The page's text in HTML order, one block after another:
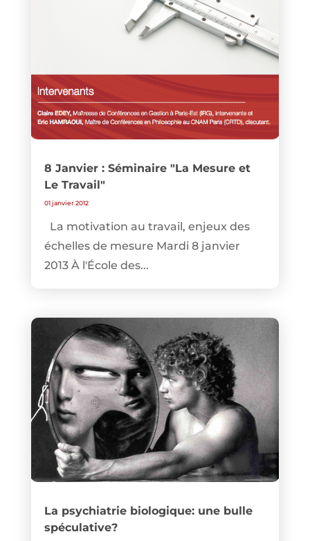
8 Janvier : Séminaire "La Mesure et
Le Travail"
01 janvier 2012
La motivation au travail, enjeux des
échelles de mesure Mardi 8 janvier
2013 À l'École des...
La psychiatrie biologique: une bulle
spéculative?